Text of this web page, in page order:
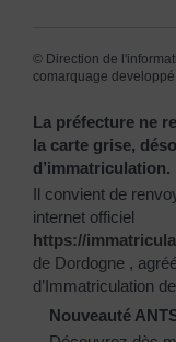
© Direction de
comarquage
La préfecture ne
la carte grise,
d’immatriculation.
Il convient de
internet officiel
https://
de Dordogne ,
d’Immatriculation
Nouveauté